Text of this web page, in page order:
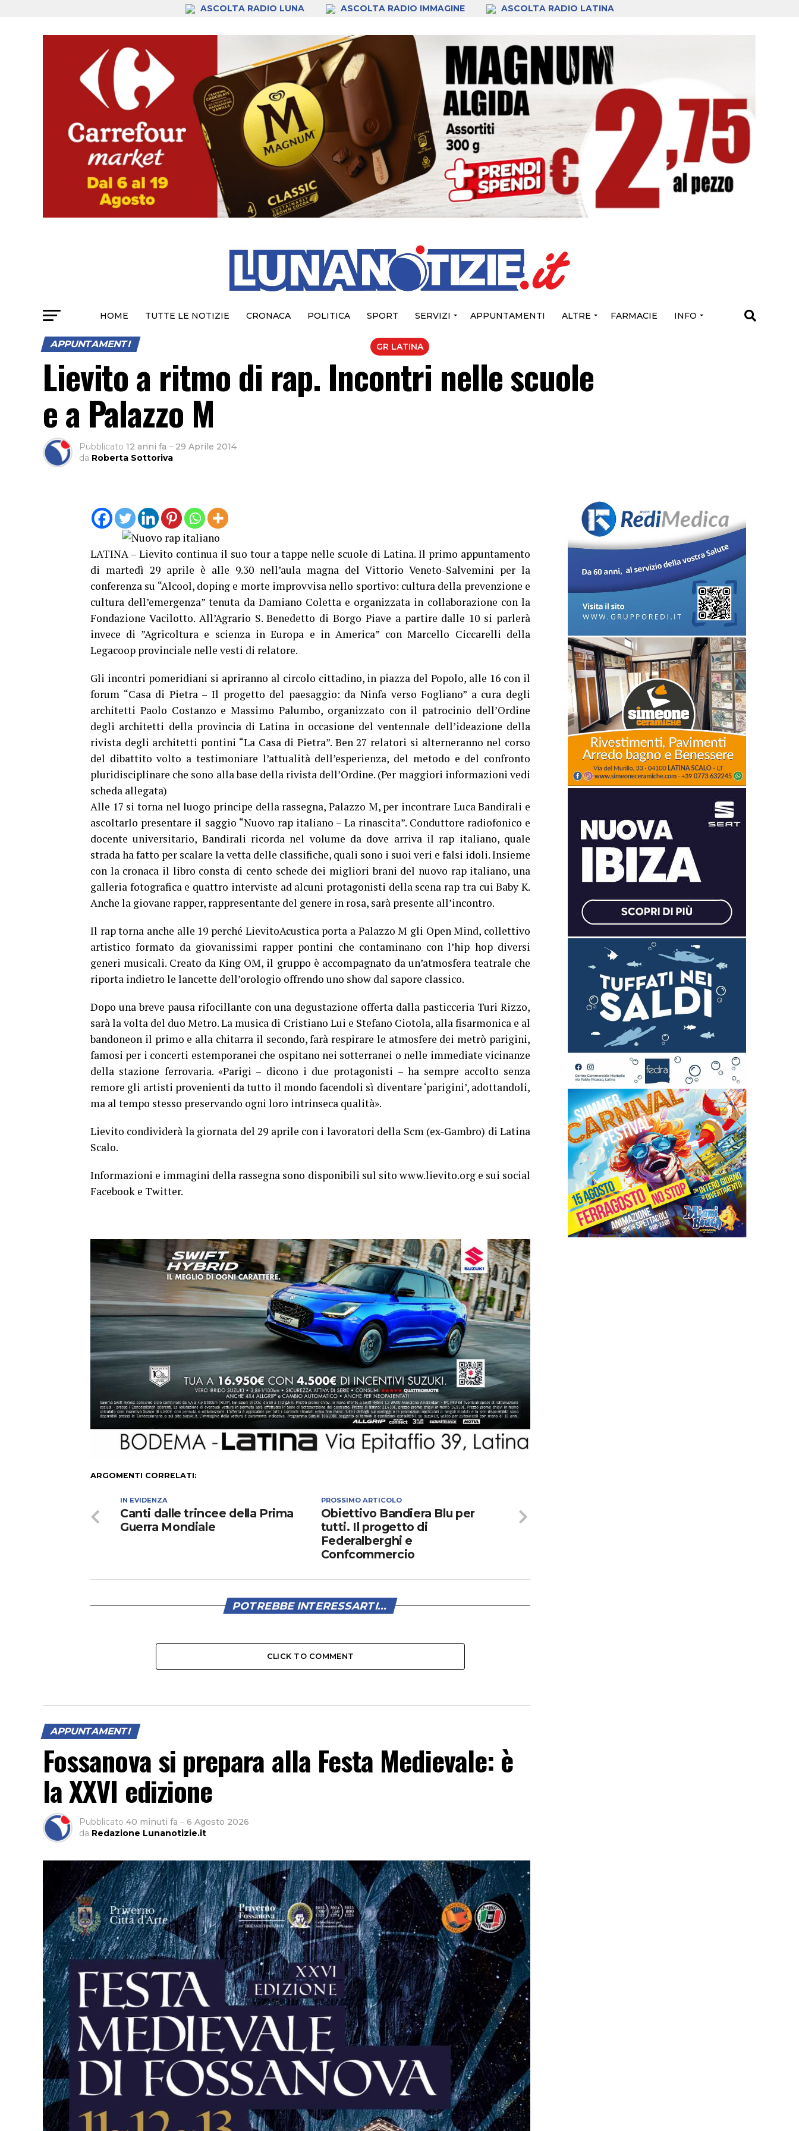
ASCOLTA RADIO LUNA ASCOLTA RADIO IMMAGINE ASCOLTA RADIO LATINA
HOME TUTTE LE NOTIZIE CRONACA POLITICA SPORT SERVIZI APPUNTAMENTI ALTRE FARMACIE INFO
GR LATINA
APPUNTAMENTI
Lievito a ritmo di rap. Incontri nelle scuole
e a Palazzo M
Pubblicato 12 anni fa – 29 Aprile 2014
da Roberta Sottoriva
LATINA – Lievito continua il suo tour a tappe nelle scuole di Latina. Il primo appuntamento
di martedì 29 aprile è alle 9.30 nell’aula magna del Vittorio Veneto-Salvemini per la
conferenza su “Alcool, doping e morte improvvisa nello sportivo: cultura della prevenzione e
cultura dell’emergenza” tenuta da Damiano Coletta e organizzata in collaborazione con la
Fondazione Vacilotto. All’Agrario S. Benedetto di Borgo Piave a partire dalle 10 si parlerà
invece di ”Agricoltura e scienza in Europa e in America” con Marcello Ciccarelli della
Legacoop provinciale nelle vesti di relatore.
Gli incontri pomeridiani si apriranno al circolo cittadino, in piazza del Popolo, alle 16 con il
forum “Casa di Pietra – Il progetto del paesaggio: da Ninfa verso Fogliano” a cura degli
architetti Paolo Costanzo e Massimo Palumbo, organizzato con il patrocinio dell’Ordine
degli architetti della provincia di Latina in occasione del ventennale dell’ideazione della
rivista degli architetti pontini “La Casa di Pietra”. Ben 27 relatori si alterneranno nel corso
del dibattito volto a testimoniare l’attualità dell’esperienza, del metodo e del confronto
pluridisciplinare che sono alla base della rivista dell’Ordine. (Per maggiori informazioni vedi
scheda allegata)
Alle 17 si torna nel luogo principe della rassegna, Palazzo M, per incontrare Luca Bandirali e
ascoltarlo presentare il saggio “Nuovo rap italiano – La rinascita”. Conduttore radiofonico e
docente universitario, Bandirali ricorda nel volume da dove arriva il rap italiano, quale
strada ha fatto per scalare la vetta delle classifiche, quali sono i suoi veri e falsi idoli. Insieme
con la cronaca il libro consta di cento schede dei migliori brani del nuovo rap italiano, una
galleria fotografica e quattro interviste ad alcuni protagonisti della scena rap tra cui Baby K.
Anche la giovane rapper, rappresentante del genere in rosa, sarà presente all’incontro.
Il rap torna anche alle 19 perché LievitoAcustica porta a Palazzo M gli Open Mind, collettivo
artistico formato da giovanissimi rapper pontini che contaminano con l’hip hop diversi
generi musicali. Creato da King OM, il gruppo è accompagnato da un’atmosfera teatrale che
riporta indietro le lancette dell’orologio offrendo uno show dal sapore classico.
Dopo una breve pausa rifocillante con una degustazione offerta dalla pasticceria Turi Rizzo,
sarà la volta del duo Metro. La musica di Cristiano Lui e Stefano Ciotola, alla fisarmonica e al
bandoneon il primo e alla chitarra il secondo, farà respirare le atmosfere dei metrò parigini,
famosi per i concerti estemporanei che ospitano nei sotterranei o nelle immediate vicinanze
della stazione ferrovaria. «Parigi – dicono i due protagonisti – ha sempre accolto senza
remore gli artisti provenienti da tutto il mondo facendoli sì diventare ‘parigini’, adottandoli,
ma al tempo stesso preservando ogni loro intrinseca qualità».
Lievito condividerà la giornata del 29 aprile con i lavoratori della Scm (ex-Gambro) di Latina
Scalo.
Informazioni e immagini della rassegna sono disponibili sul sito www.lievito.org e sui social
Facebook e Twitter.
ARGOMENTI CORRELATI:
PROSSIMO ARTICOLO
Obiettivo Bandiera Blu per
tutti. Il progetto di
Federalberghi e
Confcommercio
IN EVIDENZA
Canti dalle trincee della Prima
Guerra Mondiale
POTREBBE INTERESSARTI...
CLICK TO COMMENT
APPUNTAMENTI
Fossanova si prepara alla Festa Medievale: è
la XXVI edizione
Pubblicato 40 minuti fa – 6 Agosto 2026
da Redazione Lunanotizie.it